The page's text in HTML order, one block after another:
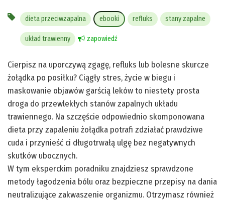
dieta przeciwzapalna ebooki refluks stany zapalne
układ trawienny zapowiedź
Cierpisz na uporczywą zgagę, refluks lub bolesne skurcze
żołądka po posiłku? Ciągły stres, życie w biegu i
maskowanie objawów garścią leków to niestety prosta
droga do przewlekłych stanów zapalnych układu
trawiennego. Na szczęście odpowiednio skomponowana
dieta przy zapaleniu żołądka potrafi zdziałać prawdziwe
cuda i przynieść ci długotrwałą ulgę bez negatywnych
skutków ubocznych.
W tym eksperckim poradniku znajdziesz sprawdzone
metody łagodzenia bólu oraz bezpieczne przepisy na dania
neutralizujące zakwaszenie organizmu. Otrzymasz również